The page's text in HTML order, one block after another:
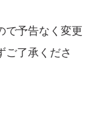
で予告なく変更
ご了承くださ